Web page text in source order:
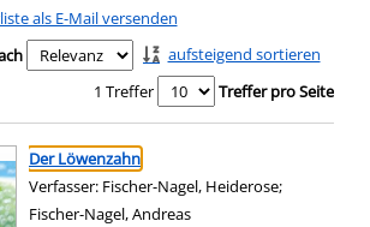
als E-Mail versenden
aufsteigend sortieren
1 Treffer
Treffer pro Seite
springen
Der Löwenzahn
Verfasser: Fischer-Nagel, Heiderose;
Fischer-Nagel, Andreas